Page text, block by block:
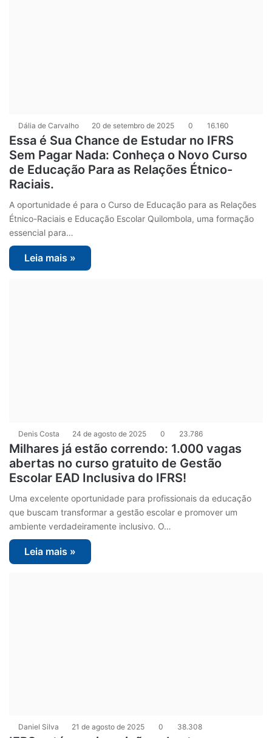
Dália de Carvalho 20 de setembro de 2025 0 16.160
Essa é Sua Chance de Estudar no IFRS
Sem Pagar Nada: Conheça o Novo Curso
de Educação Para as Relações Étnico-
Raciais.
A oportunidade é para o Curso de Educação para as Relações
Étnico-Raciais e Educação Escolar Quilombola, uma formação
essencial para…
Leia mais »
Denis Costa 24 de agosto de 2025 0 23.786
Milhares já estão correndo: 1.000 vagas
abertas no curso gratuito de Gestão
Escolar EAD Inclusiva do IFRS!
Uma excelente oportunidade para profissionais da educação
que buscam transformar a gestão escolar e promover um
ambiente verdadeiramente inclusivo. O…
Leia mais »
Daniel Silva 21 de agosto de 2025 0 38.308